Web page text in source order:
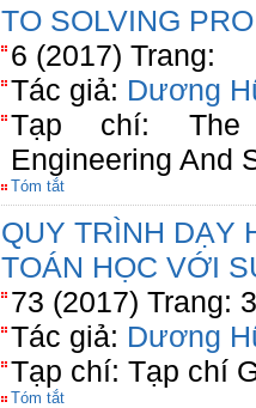
TO SOLVING
6 (2017) Trang:
Tác giả: Dương
Tạp chí: The
Engineering And
Tóm tắt
QUY TRÌNH DẠY
TOÁN HỌC VỚI
73 (2017) Trang:
Tác giả: Dương
Tạp chí: Tạp chí
Tóm tắt